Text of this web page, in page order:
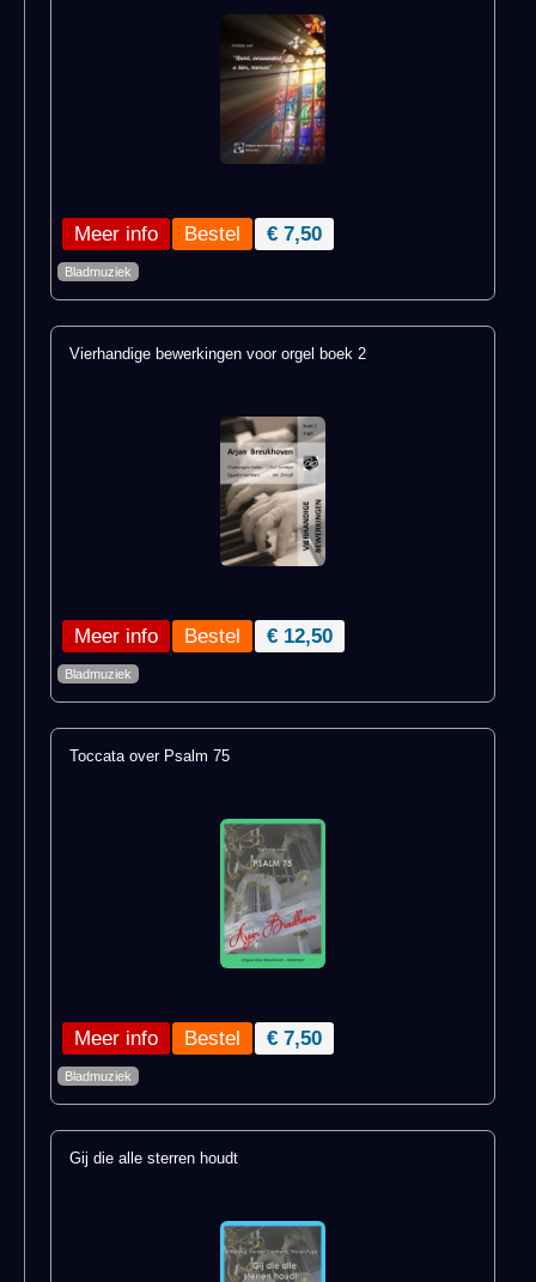
Meer info € 7,50
Bladmuziek
Vierhandige bewerkingen voor orgel boek 2
Meer info € 12,50
Bladmuziek
Toccata over Psalm 75
Meer info € 7,50
Bladmuziek
Gij die alle sterren houdt